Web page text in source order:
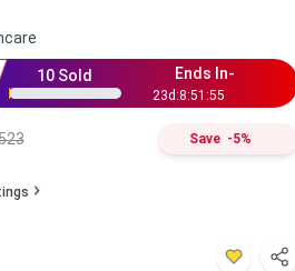
10 Sold Ends In-
23d:8:51 :54
Save -5%